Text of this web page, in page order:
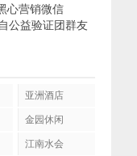
心营销微信
公益验证团群友
亚洲酒店
金园休闲
江南水会